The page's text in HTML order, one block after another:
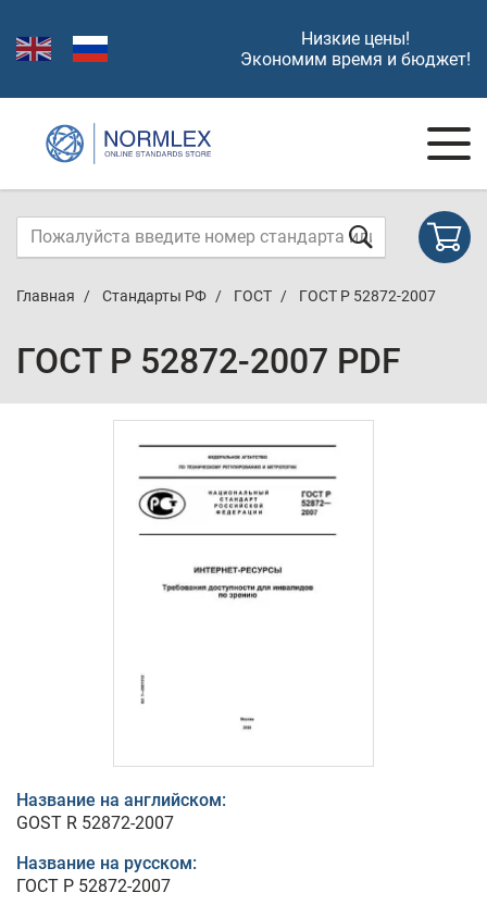
Низкие цены!
Экономим время и бюджет!
Главная Стандарты РФ ГОСТ ГОСТ Р 52872-2007
ГОСТ Р 52872-2007 PDF
Название на английском:
GOST R 52872-2007
Название на русском:
ГОСТ Р 52872-2007